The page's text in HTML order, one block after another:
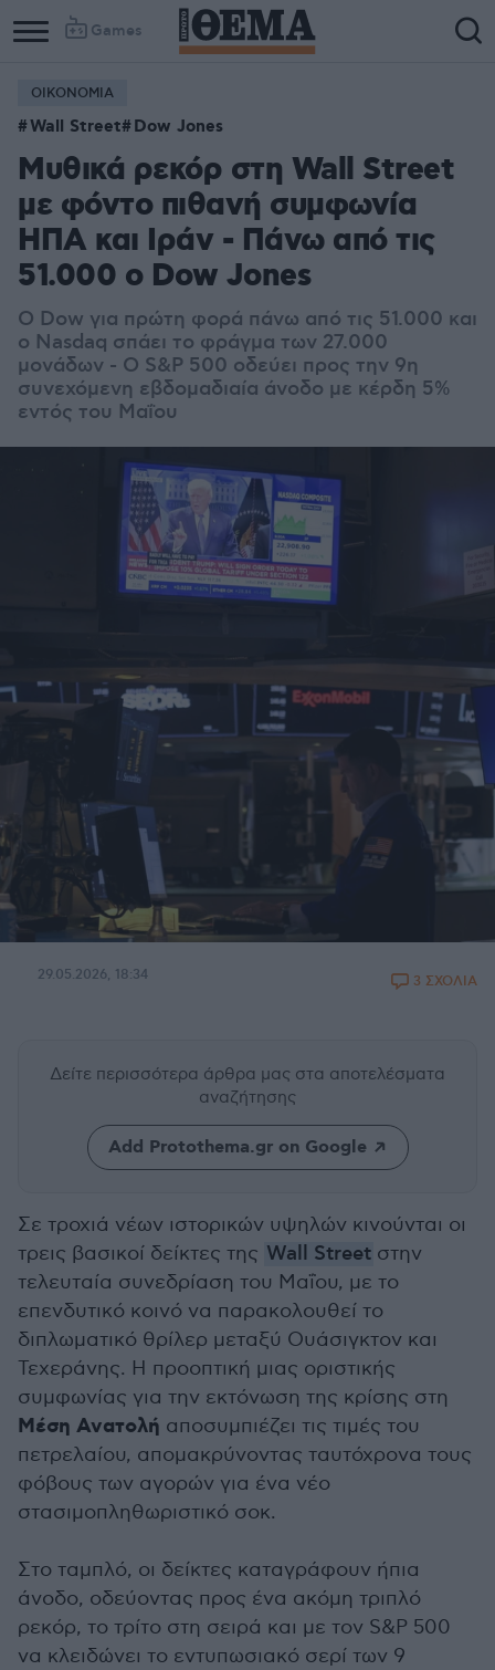
Games
ΟΙΚΟΝΟΜΙΑ
Wall Street Dow Jones
Μυθικά ρεκόρ στη Wall Street
με φόντο πιθανή συμφωνία
ΗΠΑ και Ιράν - Πάνω από τις
51.000 ο Dow Jones
O Dow για πρώτη φορά πάνω από τις 51.000 και
ο Nasdaq σπάει το φράγμα των 27.000
μονάδων - Ο S&P 500 οδεύει προς την 9η
συνεχόμενη εβδομαδιαία άνοδο με κέρδη 5%
εντός του Μαΐου
29.05.2026, 18:34 3 ΣΧΟΛΙΑ
Δείτε περισσότερα άρθρα μας στα αποτελέσματα
αναζήτησης
Add Protothema.gr on Google
Σε τροχιά νέων ιστορικών υψηλών κινούνται οι
τρεις βασικοί δείκτες της Wall Street στην
τελευταία συνεδρίαση του Μαΐου, με το
επενδυτικό κοινό να παρακολουθεί το
διπλωματικό θρίλερ μεταξύ Ουάσιγκτον και
Τεχεράνης. Η προοπτική μιας οριστικής
συμφωνίας για την εκτόνωση της κρίσης στη
Μέση Ανατολή αποσυμπιέζει τις τιμές του
πετρελαίου, απομακρύνοντας ταυτόχρονα τους
φόβους των αγορών για ένα νέο
στασιμοπληθωριστικό σοκ.
Στο ταμπλό, οι δείκτες καταγράφουν ήπια
άνοδο, οδεύοντας προς ένα ακόμη τριπλό
ρεκόρ, το τρίτο στη σειρά και με τον S&P 500
να κλειδώνει το εντυπωσιακό σερί των 9